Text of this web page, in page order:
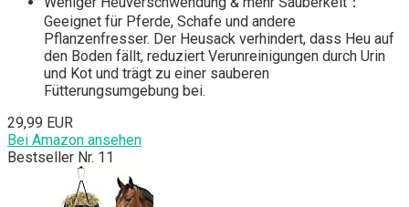
Geeignet für Pferde, Schafe und andere
Pflanzenfresser. Der Heusack verhindert, dass Heu auf
den Boden fällt, reduziert Verunreinigungen durch Urin
und Kot und trägt zu einer sauberen
Fütterungsumgebung bei.
29,99 EUR
Bei Amazon ansehen
Bestseller Nr. 11